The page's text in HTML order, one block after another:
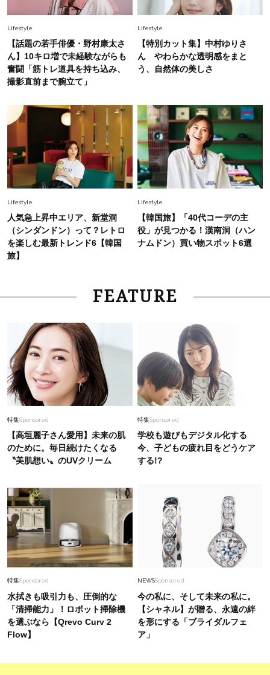
Lifestyle
【話題の若手俳優・野村康太さ
ん】10キロ増で未経験ながらも
奮闘「筋トレ道具を持ち込み、
撮影直前まで腕立て」
Lifestyle
【特別カット集】中村ゆりさ
ん やわらかな透明感をまと
う、自然体の美しさ
Lifestyle
人気急上昇中エリア、新堂洞
（シンダンドン）って？レトロ
を楽しむ最新トレンド6【韓国
旅】
Lifestyle
【韓国旅】「40代コーデの主
役」が見つかる！漢南洞（ハン
ナムドン）買い物スポット6選
FEATURE
特集Sponsored
【高垣麗子さん愛用】未来の肌
のために。毎日続けたくなる
〝美肌想い〟のUVクリーム
特集Sponsored
学校も遊びもデジタル化する
今、子どもの疲れ目をどうケア
する!?
特集Sponsored
水拭きも吸引力も、圧倒的な
「清掃能力」！ロボット掃除機
を選ぶなら【Qrevo Curv 2
Flow】
NEWSSponsored
今の私に、そして未来の私に。
【シャネル】が贈る、永遠の絆
を形にする「ブライダルフェ
ア」